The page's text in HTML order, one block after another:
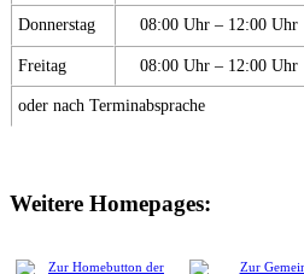
Donnerstag 08:00 Uhr – 12:00 Uhr
Freitag 08:00 Uhr – 12:00 Uhr
oder nach Terminabsprache
Weitere Homepages: